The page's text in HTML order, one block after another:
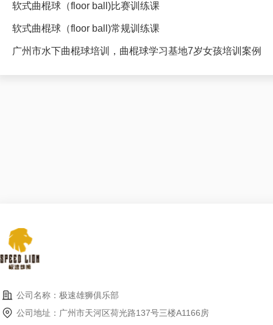
软式曲棍球（floor ball)比赛训练课
软式曲棍球（floor ball)常规训练课
广州市水下曲棍球培训，曲棍球学习基地7岁女孩培训案例
公司名称：极速雄狮俱乐部
公司地址：广州市天河区荷光路137号三楼A1166房